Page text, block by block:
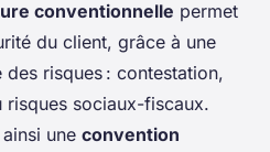
conventionnelle permet
du client, grâce à une
risques : contestation,
risques sociaux-fiscaux.
une convention